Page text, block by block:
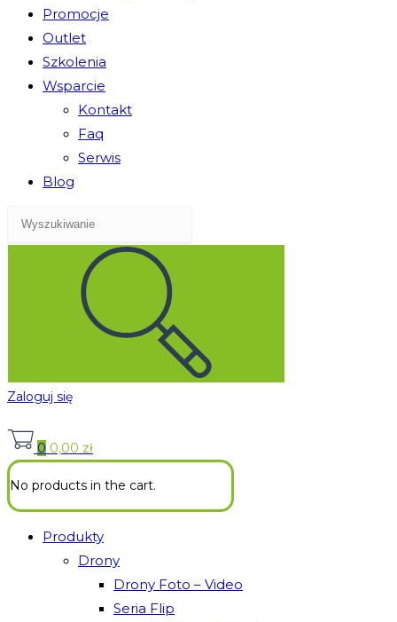
Promocje
Outlet
Szkolenia
Wsparcie
Kontakt
Faq
Serwis
Blog
Zaloguj się
0 0,00 zł
No products in the cart.
Produkty
Drony
Drony Foto – Video
Seria Flip